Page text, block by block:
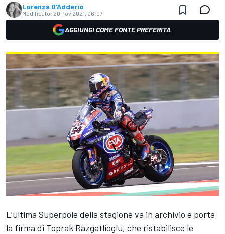
Lorenza D'Adderio
Modificato: 20 nov 2021, 06:07
AGGIUNGI COME FONTE PREFERITA
L’ultima Superpole della stagione va in archivio e porta
la firma di Toprak Razgatlioglu, che ristabilisce le